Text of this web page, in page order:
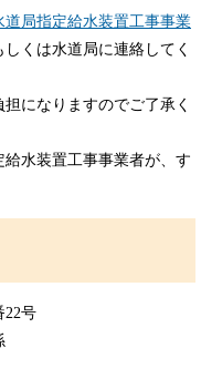
道局指定給水装置工事事業
くは水道局に連絡してく
になりますのでご了承く
水装置工事事業者が、す
22号